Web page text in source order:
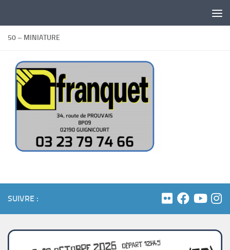
50 – MINIATURE
SUIVRE :